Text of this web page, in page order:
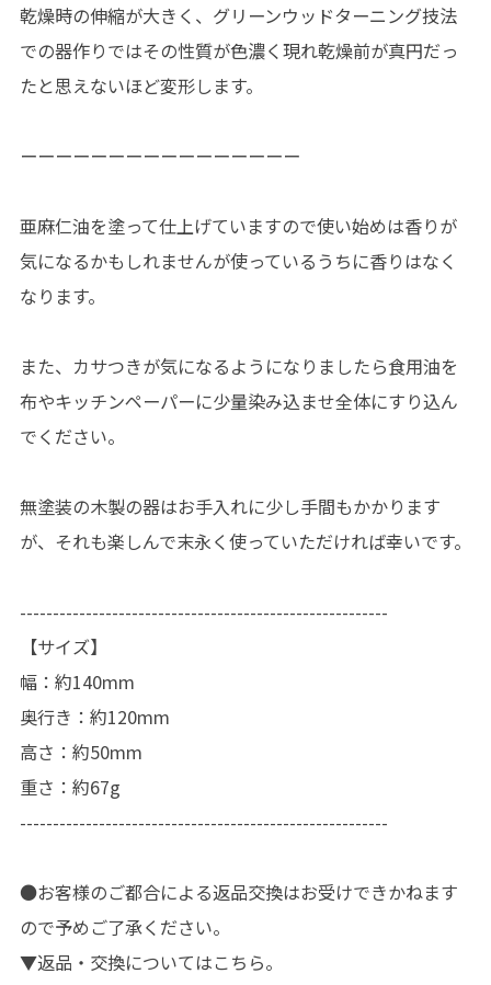
乾燥時の伸縮が大きく、グリーンウッドターニング技法
での器作りではその性質が色濃く現れ乾燥前が真円だっ
たと思えないほど変形します。
ーーーーーーーーーーーーーーーー
亜麻仁油を塗って仕上げていますので使い始めは香りが
気になるかもしれませんが使っているうちに香りはなく
なります。
また、カサつきが気になるようになりましたら食用油を
布やキッチンペーパーに少量染み込ませ全体にすり込ん
でください。
無塗装の木製の器はお手入れに少し手間もかかります
が、それも楽しんで末永く使っていただければ幸いです。
--------------------------------------------------------
【サイズ】
幅：約140mm
奥行き：約120mm
高さ：約50mm
重さ：約67g
--------------------------------------------------------
●お客様のご都合による返品交換はお受けできかねます
ので予めご了承ください。
▼返品・交換についてはこちら。